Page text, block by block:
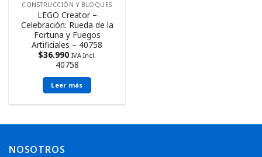
CONSTRUCCIÓN Y BLOQUES
LEGO Creator –
Celebración: Rueda de la
Fortuna y Fuegos
Artificiales – 40758
$36.990 IVA Incl.
40758
Leer más
NOSOTROS